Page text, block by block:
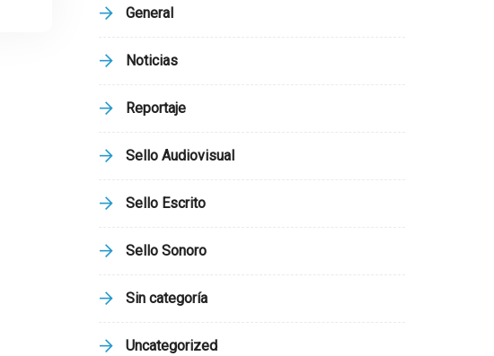
General
Noticias
Reportaje
Sello Audiovisual
Sello Escrito
Sello Sonoro
Sin categoría
Uncategorized